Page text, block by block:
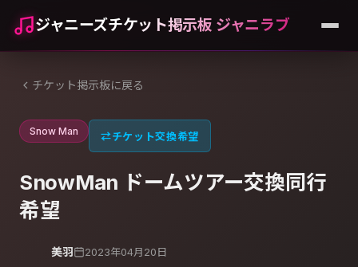
ジャニーズチケット掲示板 ジャニラブ
チケット掲示板に戻る
Snow Man ⇄チケット交換希望
SnowMan ドームツアー交換同行
希望
美羽 2023年04月20日